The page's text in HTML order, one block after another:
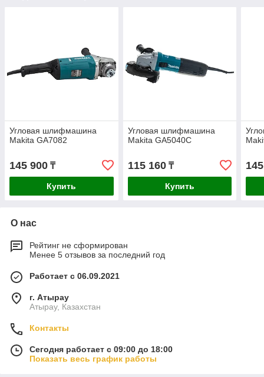
Угловая шлифмашина
Makita GA7082
145 900 ₸
Купить
Угловая шлифмашина
Makita GA5040C
115 160₸
Купить
О нас
Рейтинг не сформирован
Менее 5 отзывов за последний год
Работает с 06.09.2021
г. Атырау
Атырау, Казахстан
Контакты
Сегодня работает с 09:00 до 18:00
Показать весь график работы